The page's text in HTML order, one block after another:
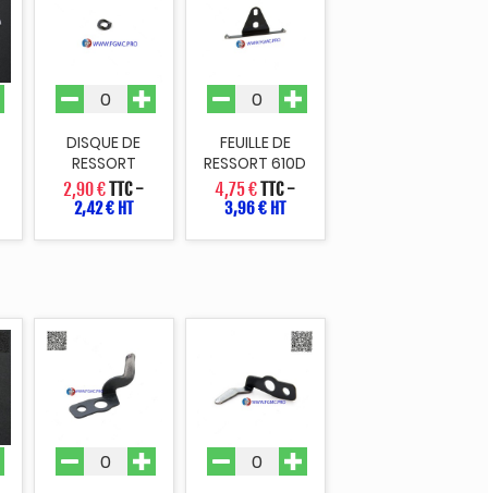
DISQUE DE
RESSORT
2,90 €TTC-
2,42 € HT
FEUILLE DE
RESSORT 610D
4,75 €TTC-
3,96 € HT